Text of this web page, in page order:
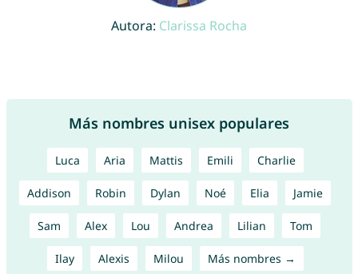
Autora: Clarissa Rocha
Más nombres unisex populares
Luca Aria Mattis Emili Charlie
Addison Robin Dylan Noé Elia Jamie
Sam Alex Lou Andrea Lilian Tom
Ilay Alexis Milou Más nombres →